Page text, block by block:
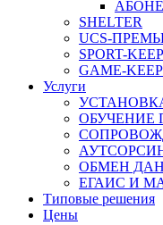
SHELTER
UCS-
SPORT-
GAME-
Услуги
ОБУЧЕНИЕ
ОБМЕН
ЕГАИС И
Типовые решения
Цены